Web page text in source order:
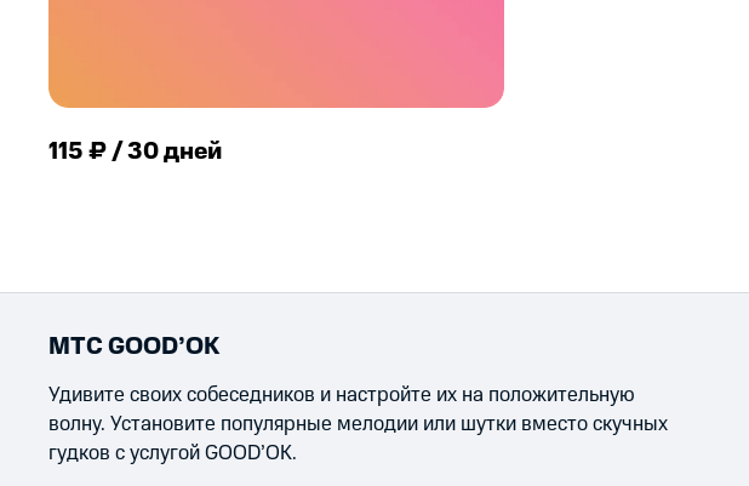
115 ₽ / 30 дней
МТС GOOD’OK
Удивите своих собеседников и настройте их на положительную
волну. Установите популярные мелодии или шутки вместо скучных
гудков с услугой GOOD’OK.